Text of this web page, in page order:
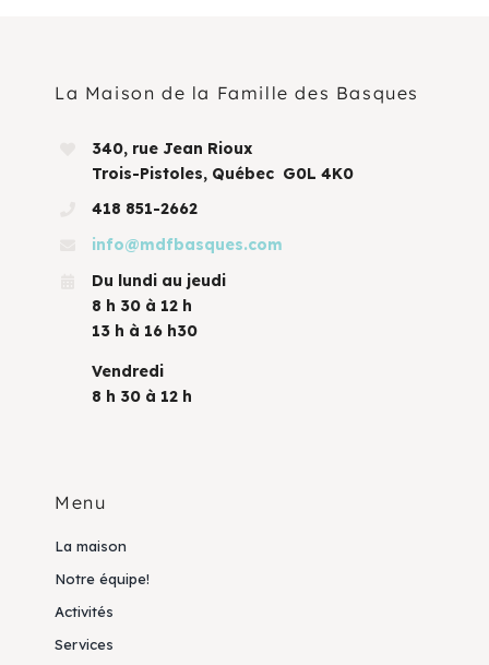
La Maison de la Famille des Basques
340, rue Jean Rioux
Trois-Pistoles, Québec G0L 4K0
418 851-2662
info@mdfbasques.com
Du lundi au jeudi
8 h 30 à 12 h
13 h à 16 h30
Vendredi
8 h 30 à 12 h
Menu
La maison
Notre équipe!
Activités
Services